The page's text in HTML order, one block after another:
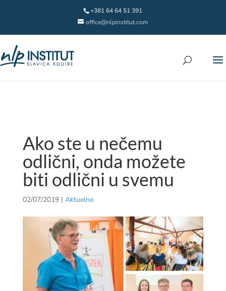
+381 64 64 51 391
office@nlpinstitut.com
Ako ste u nečemu
odlični, onda možete
biti odlični u svemu
02/07/2019| Aktuelno